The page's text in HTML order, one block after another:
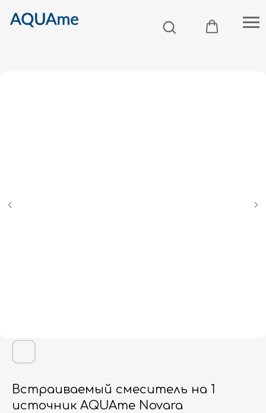
Встраиваемый смеситель на 1
источник AQUAme Novara